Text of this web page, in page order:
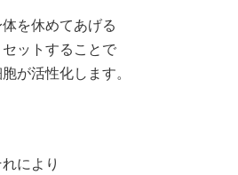
を休めてあげる
セットすることで
が活性化します。
により